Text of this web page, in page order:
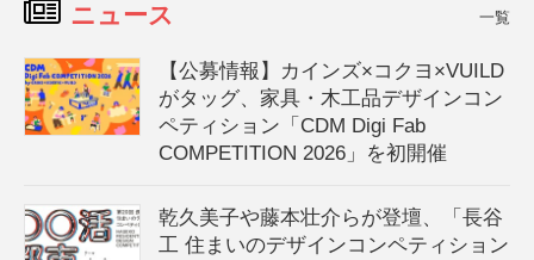
ニュース 一覧
【公募情報】カインズ×コクヨ×VUILD
がタッグ、家具・木工品デザインコン
ペティション「CDM Digi Fab
COMPETITION 2026」を初開催
乾久美子や藤本壮介らが登壇、「長谷
工 住まいのデザインコンペティション